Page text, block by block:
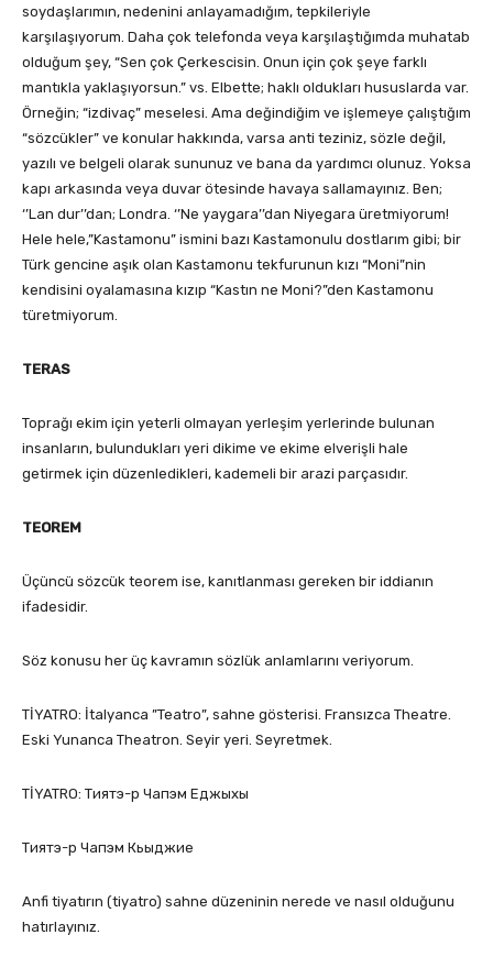
soydaşlarımın, nedenini anlayamadığım, tepkileriyle
karşılaşıyorum. Daha çok telefonda veya karşılaştığımda muhatab
olduğum şey, “Sen çok Çerkescisin. Onun için çok şeye farklı
mantıkla yaklaşıyorsun.” vs. Elbette; haklı oldukları hususlarda var.
Örneğin; “izdivaç” meselesi. Ama değindiğim ve işlemeye çalıştığım
“sözcükler” ve konular hakkında, varsa anti teziniz, sözle değil,
yazılı ve belgeli olarak sununuz ve bana da yardımcı olunuz. Yoksa
kapı arkasında veya duvar ötesinde havaya sallamayınız. Ben;
‘’Lan dur’’dan; Londra. ‘’Ne yaygara’’dan Niyegara üretmiyorum!
Hele hele,”Kastamonu” ismini bazı Kastamonulu dostlarım gibi; bir
Türk gencine aşık olan Kastamonu tekfurunun kızı “Moni”nin
kendisini oyalamasına kızıp “Kastın ne Moni?”den Kastamonu
türetmiyorum.
TERAS
Toprağı ekim için yeterli olmayan yerleşim yerlerinde bulunan
insanların, bulundukları yeri dikime ve ekime elverişli hale
getirmek için düzenledikleri, kademeli bir arazi parçasıdır.
TEOREM
Üçüncü sözcük teorem ise, kanıtlanması gereken bir iddianın
ifadesidir.
Söz konusu her üç kavramın sözlük anlamlarını veriyorum.
TİYATRO: İtalyanca ”Teatro”, sahne gösterisi. Fransızca Theatre.
Eski Yunanca Theatron. Seyir yeri. Seyretmek.
TİYATRO: Тиятэ-р Чапэм Еджыхы
Тиятэ-р Чапэм Кьыджие
Anfi tiyatırın (tiyatro) sahne düzeninin nerede ve nasıl olduğunu
hatırlayınız.